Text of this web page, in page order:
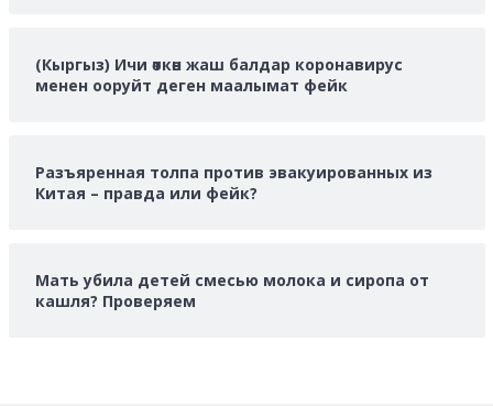
(Кыргыз) Ичи өткөн жаш балдар коронавирус
менен ооруйт деген маалымат фейк
Разъяренная толпа против эвакуированных из
Китая – правда или фейк?
Мать убила детей смесью молока и сиропа от
кашля? Проверяем